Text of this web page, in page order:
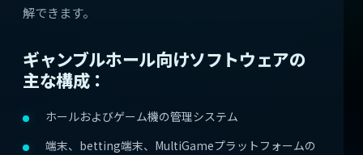
解できます。
ギャンブルホール向けソフトウェアの
主な構成：
ホールおよびゲーム機の管理システム
端末、betting端末、MultiGameプラットフォームの